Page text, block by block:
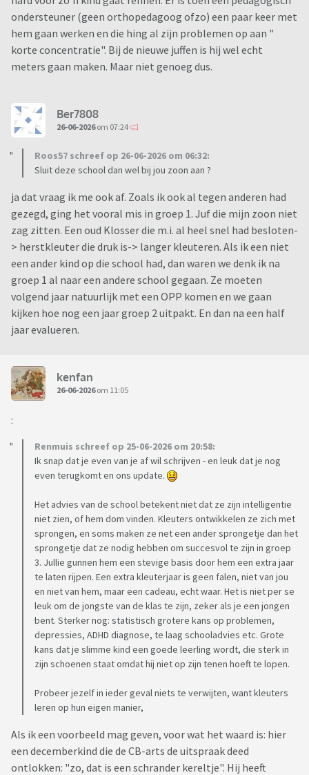
ondersteuner (geen orthopedagoog ofzo) een paar keer met
hem gaan werken en die hing al zijn problemen op aan "
korte concentratie". Bij de nieuwe juffen is hij wel echt
meters gaan maken. Maar niet genoeg dus.
Ber7808
26-06-2026om 07:24
Roos57 schreef op 26-06-2026 om 06:32:
Sluit deze school dan wel bij jou zoon aan ?
ja dat vraag ik me ook af. Zoals ik ook al tegen anderen had
gezegd, ging het vooral mis in groep 1. Juf die mijn zoon niet
zag zitten. Een oud Klosser die m.i. al heel snel had besloten-
> herstkleuter die druk is-> langer kleuteren. Als ik een niet
een ander kind op die school had, dan waren we denk ik na
groep 1 al naar een andere school gegaan. Ze moeten
volgend jaar natuurlijk met een OPP komen en we gaan
kijken hoe nog een jaar groep 2 uitpakt. En dan na een half
jaar evalueren.
kenfan
26-06-2026om 11:05
:
Renmuis schreef op 25-06-2026 om 20:58:
Ik snap dat je even van je af wil schrijven - en leuk dat je nog
even terugkomt en ons update.
Het advies van de school betekent niet dat ze zijn intelligentie
niet zien, of hem dom vinden. Kleuters ontwikkelen ze zich met
sprongen, en soms maken ze net een ander sprongetje dan het
sprongetje dat ze nodig hebben om succesvol te zijn in groep
3. Jullie gunnen hem een stevige basis door hem een extra jaar
te laten rijpen. Een extra kleuterjaar is geen falen, niet van jou
en niet van hem, maar een cadeau, echt waar. Het is niet per se
leuk om de jongste van de klas te zijn, zeker als je een jongen
bent. Sterker nog: statistisch grotere kans op problemen,
depressies, ADHD diagnose, te laag schooladvies etc. Grote
kans dat je slimme kind een goede leerling wordt, die sterk in
zijn schoenen staat omdat hij niet op zijn tenen hoeft te lopen.
Probeer jezelf in ieder geval niets te verwijten, want kleuters
leren op hun eigen manier,
Als ik een voorbeeld mag geven, voor wat het waard is: hier
een decemberkind die de CB-arts de uitspraak deed
ontlokken: "zo, dat is een schrander kereltje". Hij heeft